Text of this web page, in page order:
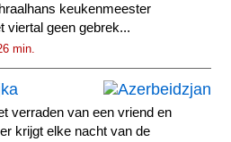
keukenmeester
viertal geen gebrek...
min.
verraden van een vriend en
krijgt elke nacht van de